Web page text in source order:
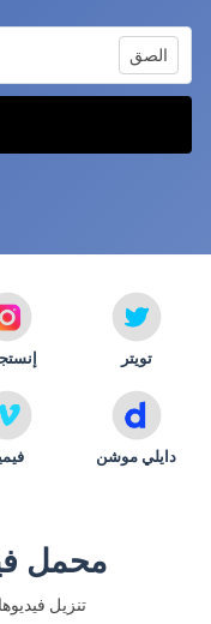
الصق
تويتر
دايلي موشن
محمل
تنزيل